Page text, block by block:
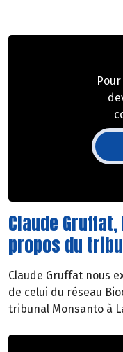
Claude
propos du
Claude Gruffat nous
de celui du réseau
tribunal Monsanto à